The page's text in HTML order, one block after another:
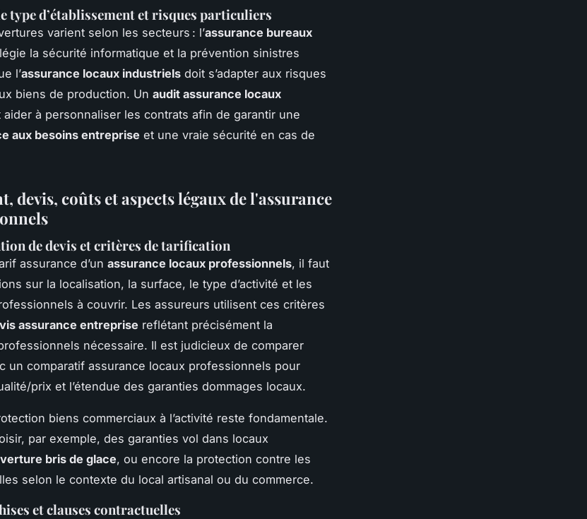
type d’établissement et risques particuliers
varient selon les secteurs : l’assurance bureaux
la sécurité informatique et la prévention sinistres
l’assurance locaux industriels doit s’adapter aux risques
biens de production. Un audit assurance locaux
aider à personnaliser les contrats afin de garantir une
aux besoins entreprise et une vraie sécurité en cas de
devis, coûts et aspects légaux de l'assurance
de devis et critères de tarification
assurance d’un assurance locaux professionnels, il faut
sur la localisation, la surface, le type d’activité et les
à couvrir. Les assureurs utilisent ces critères
assurance entreprise reflétant précisément la
nécessaire. Il est judicieux de comparer
un comparatif assurance locaux professionnels pour
prix et l’étendue des garanties dommages locaux.
biens commerciaux à l’activité reste fondamentale.
par exemple, des garanties vol dans locaux
bris de glace, ou encore la protection contre les
selon le contexte du local artisanal ou du commerce.
et clauses contractuelles